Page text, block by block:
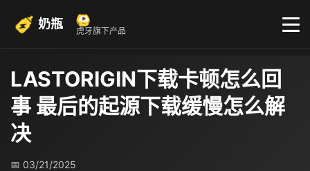
奶瓶 虎牙旗下产品
LASTORIGIN下载卡顿怎么回
事 最后的起源下载缓慢怎么解
决
📅 03/21/2025